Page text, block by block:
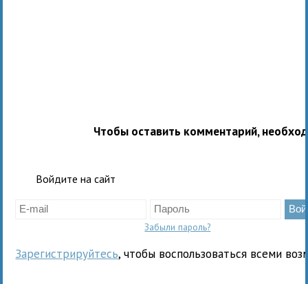
Чтобы оставить комментарий,
Войдите на сайт
Забыли пароль?
Зарегистрируйтесь, чтобы воспользоваться всеми